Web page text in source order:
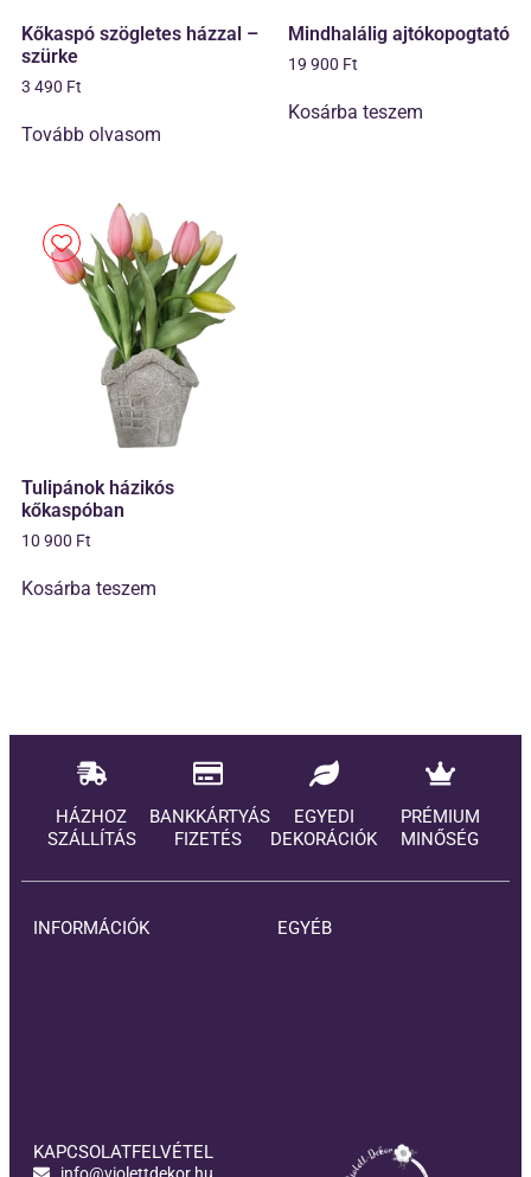
Kőkaspó szögletes házzal –
szürke
3 490 Ft
Tovább olvasom
Mindhalálig ajtókopogtató
19 900 Ft
Kosárba teszem
Tulipánok házikós
kőkaspóban
10 900 Ft
Kosárba teszem
HÁZHOZ
SZÁLLÍTÁS
BANKKÁRTYÁS
FIZETÉS
EGYEDI
DEKORÁCIÓK
PRÉMIUM
MINŐSÉG
INFORMÁCIÓK EGYÉB
KAPCSOLATFELVÉTEL